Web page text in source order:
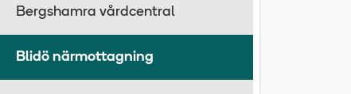
Bergshamra vårdcentral
Blidö närmottagning